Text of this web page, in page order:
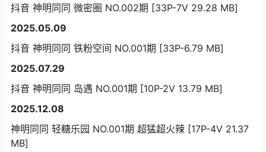
抖音 神明同同 微密圈 NO.002期 [33P-7V 29.28 MB]
2025.05.09
抖音 神明同同 铁粉空间 NO.001期 [33P-6.79 MB]
2025.07.29
抖音 神明同同 岛遇 NO.001期 [10P-2V 13.79 MB]
2025.12.08
神明同同 轻糖乐园 NO.001期 超猛超火辣 [17P-4V 21.37
MB]